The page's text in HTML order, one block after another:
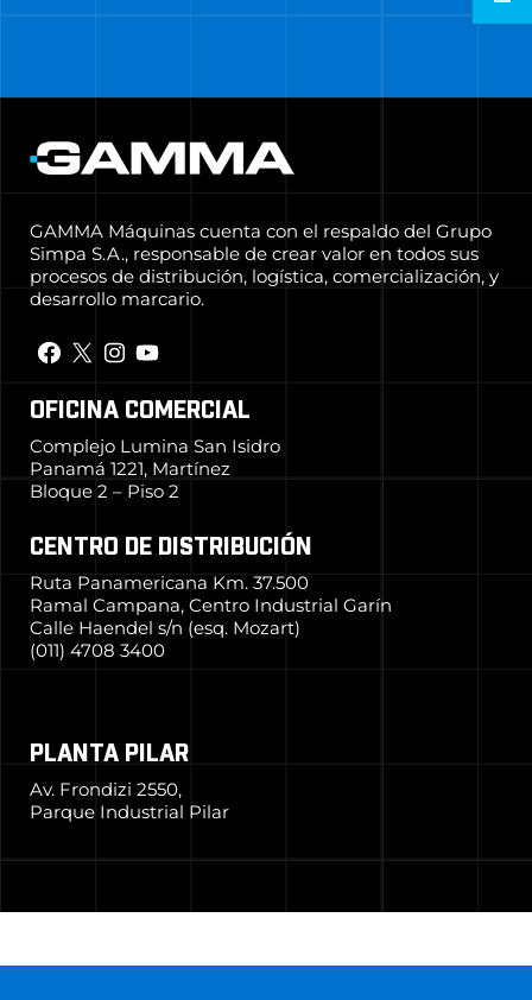
GAMMA Máquinas cuenta con el respaldo del Grupo
Simpa S.A., responsable de crear valor en todos sus
procesos de distribución, logística, comercialización, y
desarrollo marcario.
OFICINA COMERCIAL
Complejo Lumina San Isidro
Panamá 1221, Martínez
Bloque 2 – Piso 2
CENTRO DE DISTRIBUCIÓN
Ruta Panamericana Km. 37.500
Ramal Campana, Centro Industrial Garín
Calle Haendel s/n (esq. Mozart)
(011) 4708 3400
PLANTA PILAR
Av. Frondizi 2550,
Parque Industrial Pilar